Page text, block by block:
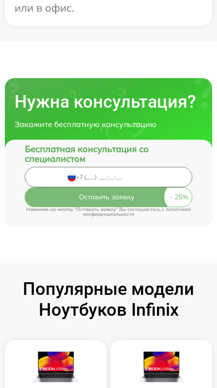
или в офис.
Нужна консультация?
Закажите бесплатную консультацию
Бесплатная консультация со
специалистом
Оставить заявку
Нажимая на кнопку "Оставить заявку" Вы соглашаетесь cполитикой
конфиденциальности
Популярные модели
Ноутбуков Infinix